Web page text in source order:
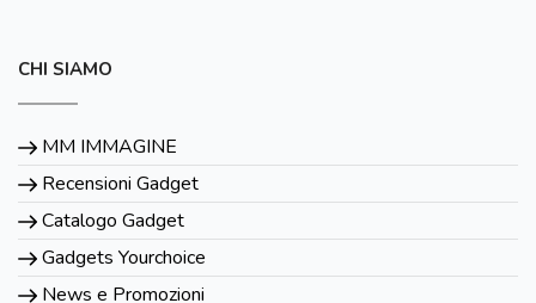
CHI SIAMO
MM IMMAGINE
Recensioni Gadget
Catalogo Gadget
Gadgets Yourchoice
News e Promozioni